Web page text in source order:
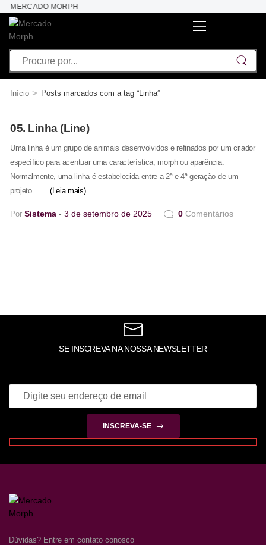
MERCADO MORPH
Início > Posts marcados com a tag “Linha”
05. Linha (Line)
Uma linha é um grupo de animais desenvolvidos e refinados por um criador
específico para acentuar uma característica, morph ou aparência.
Normalmente, uma linha é estabelecida entre a 2ª e 4ª geração de um
projeto.…
(Leia mais)
Por Sistema 3 de setembro de 2025 0 Comentários
SE INSCREVA NA NOSSA NEWSLETTER
INSCREVA-SE
Dúvidas? Entre em contato conosco